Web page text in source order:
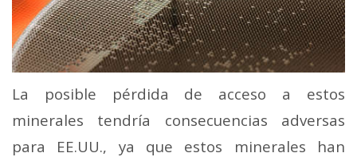
La posible pérdida de acceso a estos
minerales tendría consecuencias adversas
para EE.UU., ya que estos minerales han